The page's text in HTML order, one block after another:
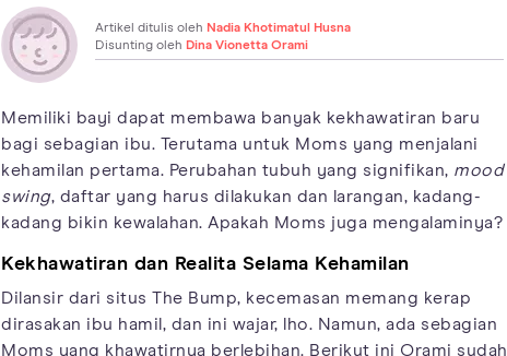
Artikel ditulis oleh Nadia Khotimatul Husna
Disunting oleh Dina Vionetta Orami
Memiliki bayi dapat membawa banyak kekhawatiran baru
bagi sebagian ibu. Terutama untuk Moms yang menjalani
kehamilan pertama. Perubahan tubuh yang signifikan, mood
swing, daftar yang harus dilakukan dan larangan, kadang-
kadang bikin kewalahan. Apakah Moms juga mengalaminya?
Kekhawatiran dan Realita Selama Kehamilan
Dilansir dari situs The Bump, kecemasan memang kerap
dirasakan ibu hamil, dan ini wajar, lho. Namun, ada sebagian
Moms yang khawatirnya berlebihan. Berikut ini Orami sudah